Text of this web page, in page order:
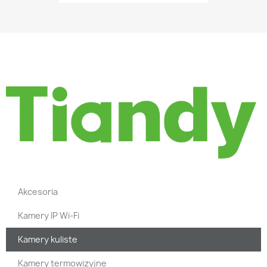
Akcesoria
Kamery IP Wi-Fi
Kamery kuliste
Kamery termowizyjne